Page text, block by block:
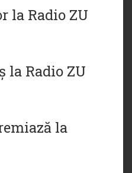
la Radio ZU
la Radio ZU
la